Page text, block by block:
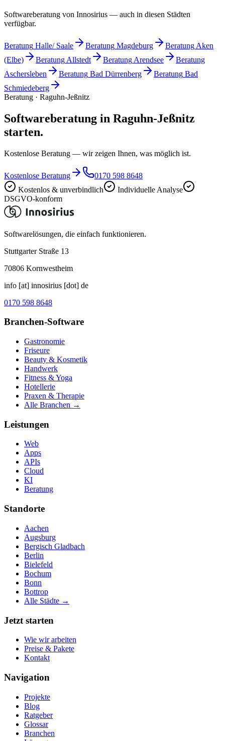
Softwareberatung von Innosirius — auch in diesen Städten
verfügbar.
Beratung Halle/ Saale Beratung Magdeburg Beratung Aken
(Elbe)
Beratung Allstedt Beratung Arendsee
Beratung
Aschersleben
Beratung Bad Dürrenberg Beratung Bad
Schmiedeberg
Beratung · Raguhn-Jeßnitz
Softwareberatung in Raguhn-Jeßnitz
starten.
Kostenlose Beratung — wir zeigen Ihnen, was möglich ist.
Kostenlose Beratung
0170 598 8648
Kostenlos & unverbindlich
Individuelle Analyse
DSGVO-konform
Softwarelösungen, die einfach funktionieren.
Stuttgarter Straße 13
70806 Kornwestheim
info [at] innosirius [dot] de
0170 598 8648
Branchen-Software
Gastronomie
Friseure
Beauty & Kosmetik
Handwerk
Fitness & Yoga
Hotellerie
Praxen & Therapie
Alle Branchen →
Leistungen
Web
Apps
APIs
Cloud
KI
Beratung
Standorte
Aachen
Augsburg
Bergisch Gladbach
Berlin
Bielefeld
Bochum
Bonn
Bottrop
Alle Städte →
Jetzt starten
Wie wir arbeiten
Preise & Pakete
Kontakt
Navigation
Projekte
Blog
Ratgeber
Glossar
Branchen